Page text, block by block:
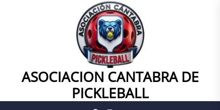
ASOCIACION
CANTABRA
DE
ASOCIACION CANTABRA DE
PICKLEBALL